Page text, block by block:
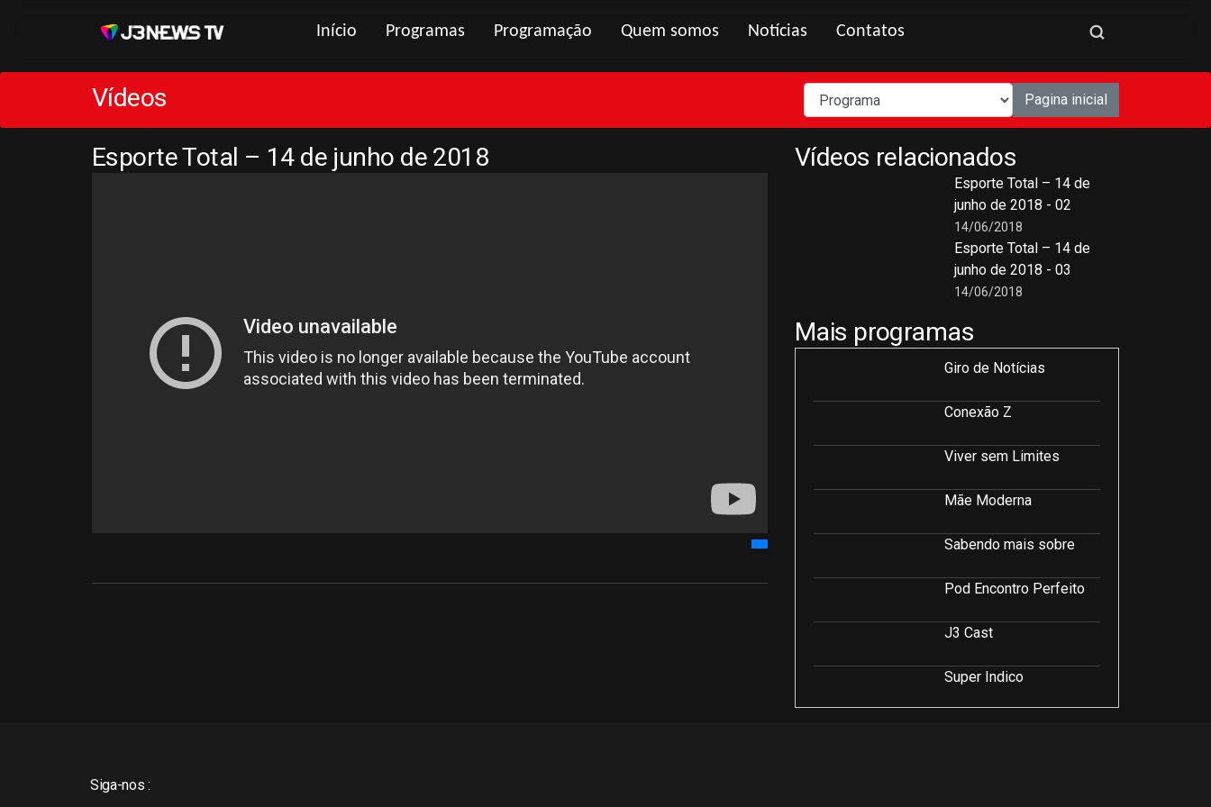
Início Programas Programação Quem somos Notícias Contatos
Vídeos Pagina inicial
Esporte Total – 14 de junho de 2018 Vídeos relacionados
Esporte Total – 14 de
junho de 2018 - 02
14/06/2018
Esporte Total – 14 de
junho de 2018 - 03
14/06/2018
Mais programas
Giro de Notícias
Conexão Z
Viver sem Limites
Mãe Moderna
Sabendo mais sobre
Pod Encontro Perfeito
J3 Cast
Super Indico
Siga-nos :